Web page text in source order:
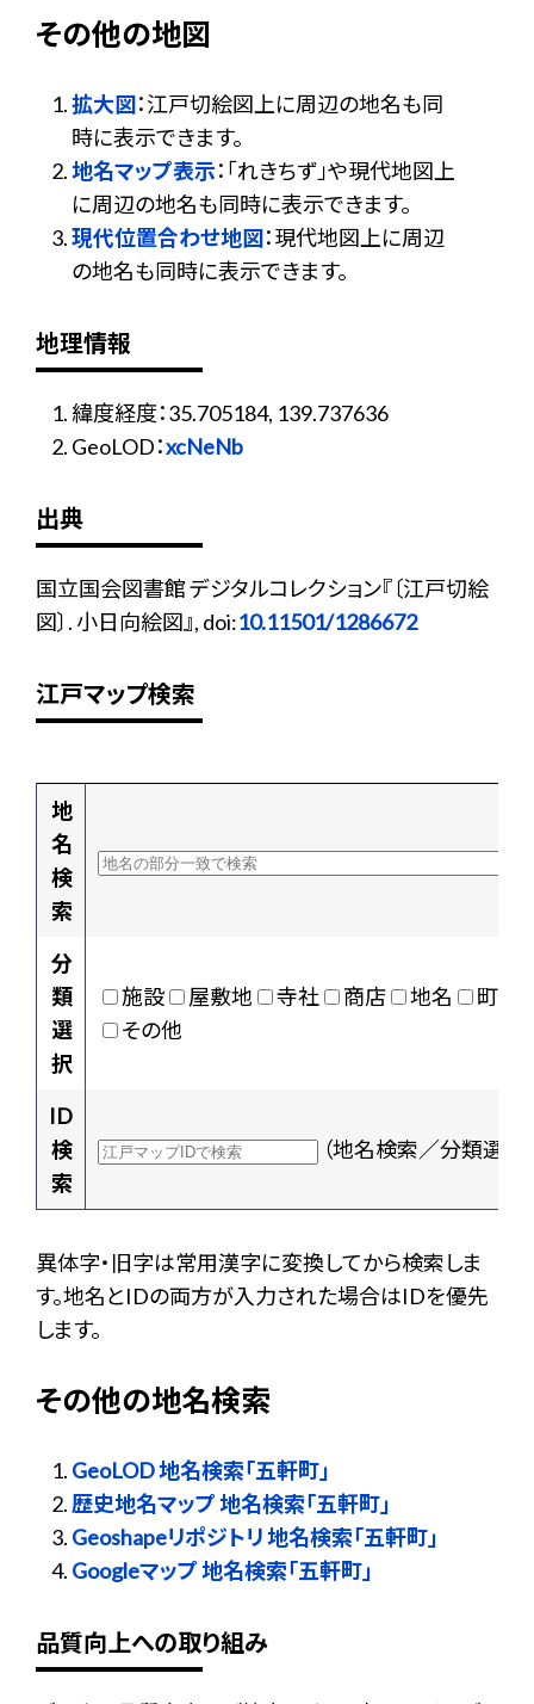
その他の地図
拡大図：江戸切絵図上に周辺の地名も同
時に表示できます。
地名マップ表示：「れきちず」や現代地図上
に周辺の地名も同時に表示できます。
現代位置合わせ地図：現代地図上に周辺
の地名も同時に表示できます。
地理情報
緯度経度：35.705184, 139.737636
GeoLOD：xcNeNb
出典
国立国会図書館 デジタルコレクション『〔江戸切絵
図〕. 小日向絵図』, doi:10.11501/1286672
江戸マップ検索
地
名
検
索
分
類
選
択
施設 屋敷地 寺社 商店 地名
町村
その他
ID
検
索
（地名検索／分類選択
異体字・旧字は常用漢字に変換してから検索しま
す。地名とIDの両方が入力された場合はIDを優先
します。
その他の地名検索
GeoLOD 地名検索「五軒町」
歴史地名マップ 地名検索「五軒町」
Geoshapeリポジトリ 地名検索「五軒町」
Googleマップ 地名検索「五軒町」
品質向上への取り組み